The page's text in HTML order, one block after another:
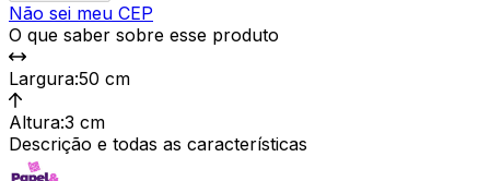
Não sei meu CEP
O que saber sobre esse produto
Largura:50 cm
Altura:3 cm
Descrição e todas as características